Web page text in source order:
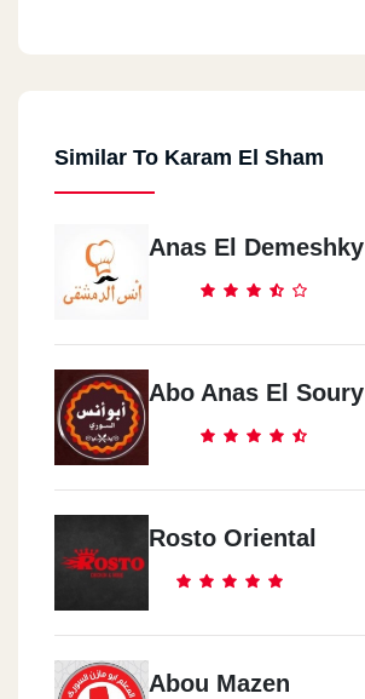
El Mansoura
Dawn Tawn
Tal3at Harb St.
October
El Amrecia Mall
El Mohandseen
Similar To Karam El Sham
Anas El Demeshky
Abo Anas El Soury
Rosto Oriental
Abou Mazen